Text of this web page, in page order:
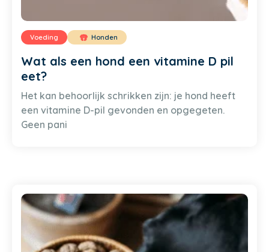
Voeding Honden
Wat als een hond een vitamine D pil
eet?
Het kan behoorlijk schrikken zijn: je hond heeft
een vitamine D-pil gevonden en opgegeten.
Geen pani